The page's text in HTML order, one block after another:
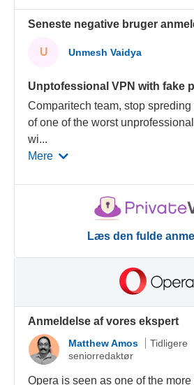
Seneste negative bruger
U Unmesh Vaidya
Unptofessional VPN with fake
Comparitech team, stop
of one of the worst
wi...
Mere
Læs den fulde
Anmeldelse af vores ekspert
Matthew Amos
Tidligere
seniorredaktør
Opera is seen as one of the